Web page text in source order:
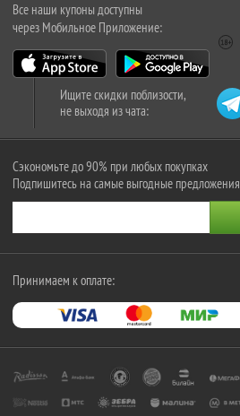
Все наши купоны доступны
через Мобильное Приложение:
Ищите скидки поблизости,
не выходя из чата:
Сэкономьте до 90% при любых покупках
Подпишитесь на самые выгодные предложения
Принимаем к оплате: